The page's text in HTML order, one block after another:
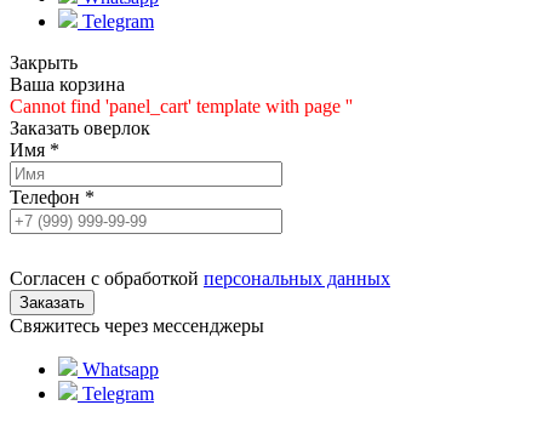
Telegram
Закрыть
Ваша корзина
Cannot find 'panel_cart' template with page ''
Заказать оверлок
Имя *
Телефон *
Согласен с обработкой персональных данных
Свяжитесь через мессенджеры
Whatsapp
Telegram